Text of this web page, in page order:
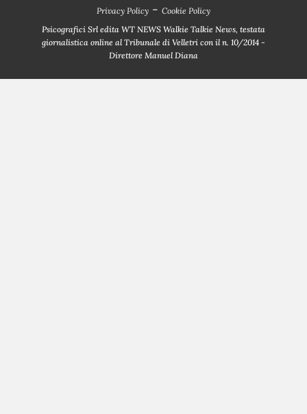
Privacy Policy - Cookie Policy
Psicografici Srl edita WT NEWS Walkie Talkie News, testata
giornalistica online al Tribunale di Velletri con il n. 10/2014 -
Direttore Manuel Diana